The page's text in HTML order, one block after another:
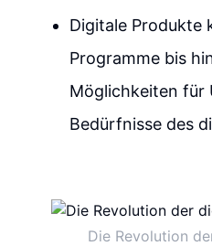
Digitale Produkte
Programme bis
Möglichkeiten für
Bedürfnisse des
Die Revolution